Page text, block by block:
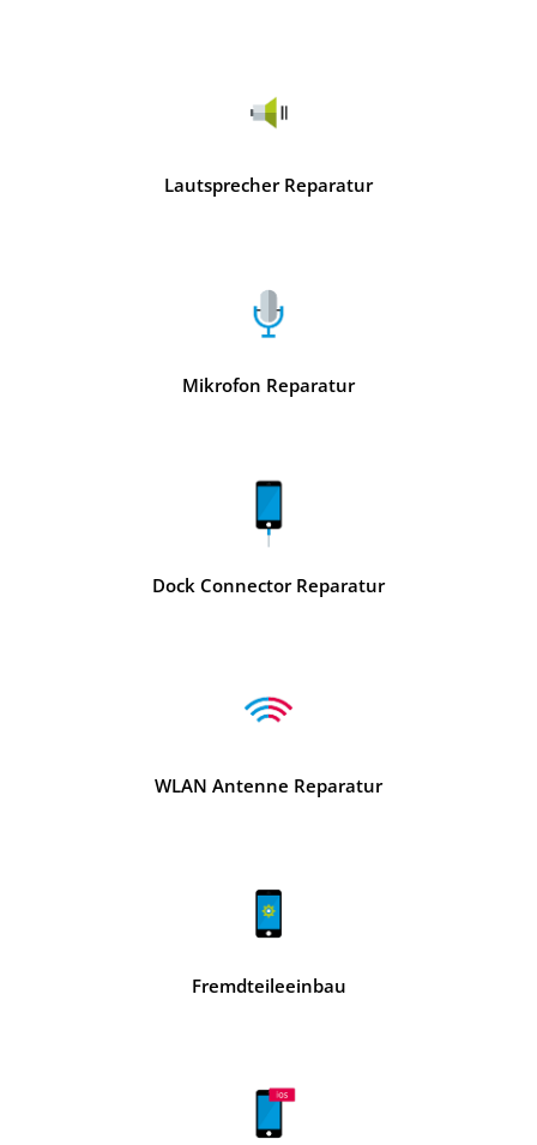
Lautsprecher Reparatur
Mikrofon Reparatur
Dock Connector Reparatur
WLAN Antenne Reparatur
Fremdteileeinbau